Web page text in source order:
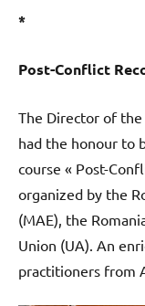
*
Post-Conflict
The Director of the
had the honour to
course « Post-
organized by the
(MAE), the
Union (UA). An
practitioners from